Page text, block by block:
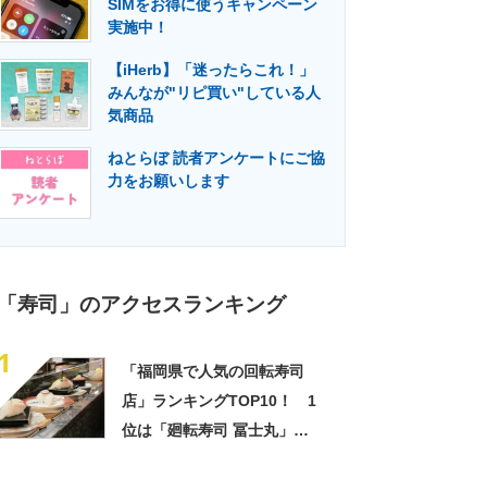
メディア 建設×テクノロジーの最前線
SIMをお得に使うキャンペーン
実施中！
【iHerb】「迷ったらこれ！」
みんなが"リピ買い"している人
気商品
ねとらぼ 読者アンケートにご協
力をお願いします
「寿司」のアクセスランキング
「福岡県で人気の回転寿司
店」ランキングTOP10！ 1
位は「廻転寿司 冨士丸」